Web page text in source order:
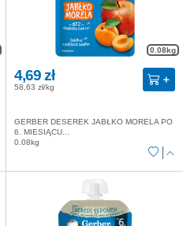
0.08kg
4,69 zł
58,63 zł/kg
GERBER DESEREK JABŁKO MORELA PO
6. MIESIĄCU...
0.08kg